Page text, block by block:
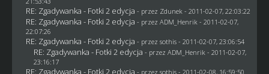
RE: Zgadywanka - Fotki 2 edycja - przez Zdunek - 2011-02-07, 22:03:22
RE: Zgadywanka - Fotki 2 edycja - przez ADM_Henrik - 2011-02-07,
22:07:26
RE: Zgadywanka - Fotki 2 edycja - przez sothis- 2011-02-07, 23:06:54
RE: Zgadywanka - Fotki 2 edycja - przez ADM_Henrik - 2011-02-07,
23:16:17
RE: Zgadywanka - Fotki 2 edycja - przez sothis- 2011-02-08, 16:59:50